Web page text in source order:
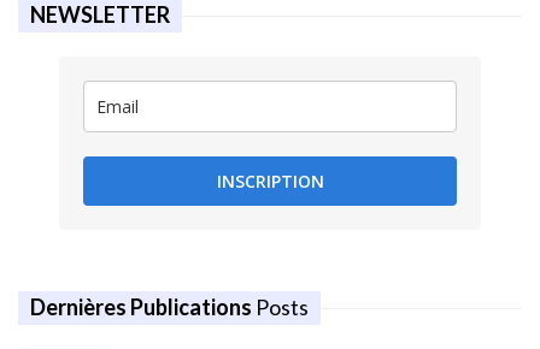
NEWSLETTER
INSCRIPTION
Dernières Publications Posts